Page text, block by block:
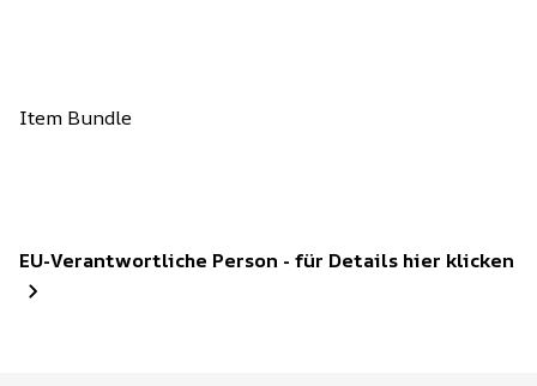
Item Bundle
EU-Verantwortliche Person - für Details hier klicken